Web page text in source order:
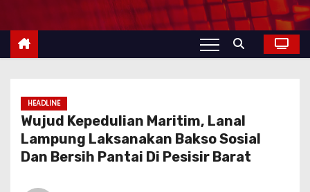
HEADLINE
Wujud Kepedulian Maritim, Lanal
Lampung Laksanakan Bakso Sosial
Dan Bersih Pantai Di Pesisir Barat